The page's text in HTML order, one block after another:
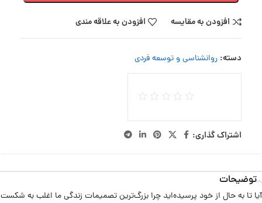
افزودن به مقایسه افزودن به علاقه مندی
دسته: روانشناسی و توسعه فردی
اشتراک گذاری:
توضیحات
آیا تا به حال از خود پرسیده‌اید چرا بزرگ‌ترین تصمیمات زندگی ما اغلب به شکست